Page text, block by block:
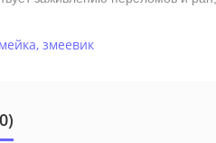
, змеевик